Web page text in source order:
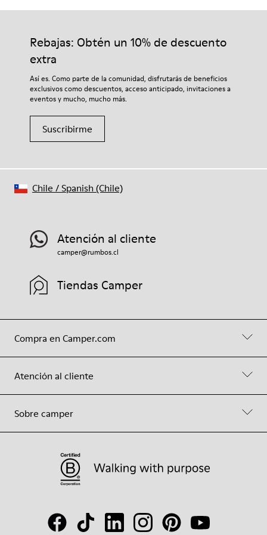
Rebajas: Obtén un 10% de descuento
extra
Así es. Como parte de la comunidad, disfrutarás de beneficios
exclusivos como descuentos, acceso anticipado, invitaciones a
eventos y mucho, mucho más.
Suscribirme
Compra en Camper.com
Atención al cliente
Sobre camper
Atención al cliente
camper@rumbos.cl
Tiendas Camper
Chile /Spanish (Chile)